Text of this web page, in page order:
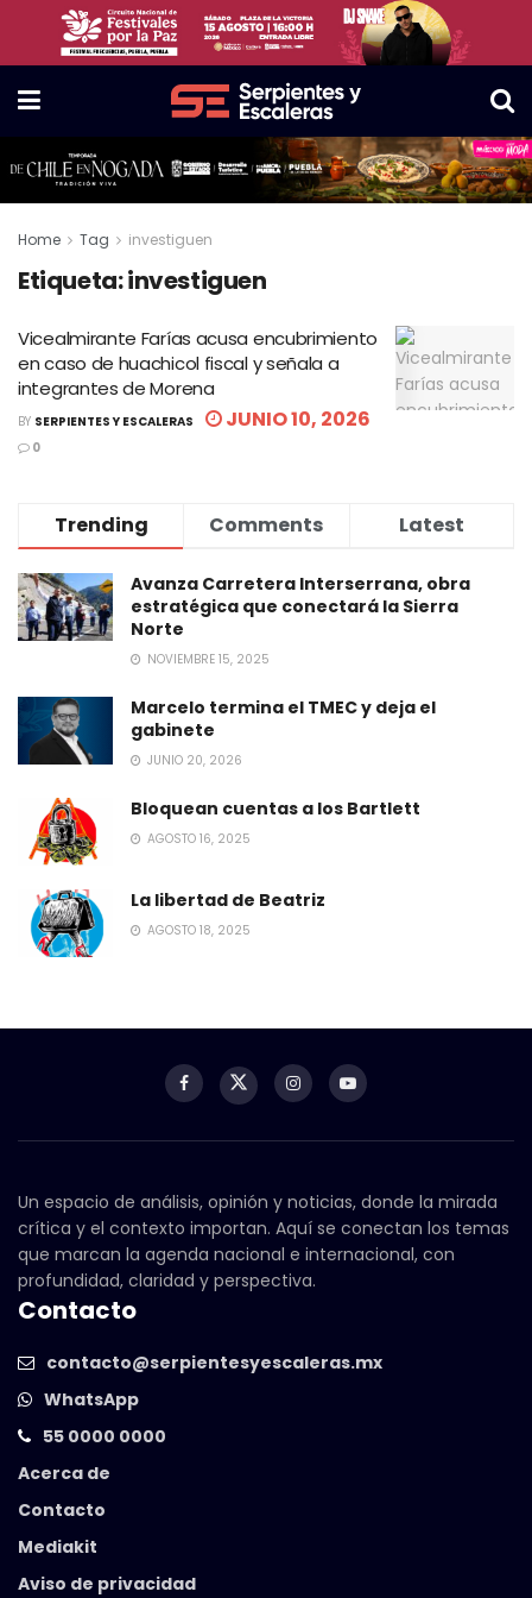
Home Tag investiguen
Etiqueta:investiguen
Vicealmirante Farías acusa encubrimiento
en caso de huachicol fiscal y señala a
integrantes de Morena
BY SERPIENTES Y ESCALERAS JUNIO 10, 2026
0
Trending Comments Latest
Avanza Carretera Interserrana, obra
estratégica que conectará la Sierra
Norte
NOVIEMBRE 15, 2025
Marcelo termina el TMEC y deja el
gabinete
JUNIO 20, 2026
Bloquean cuentas a los Bartlett
AGOSTO 16, 2025
La libertad de Beatriz
AGOSTO 18, 2025
Un espacio de análisis, opinión y noticias, donde la mirada
crítica y el contexto importan. Aquí se conectan los temas
que marcan la agenda nacional e internacional, con
profundidad, claridad y perspectiva.
Contacto
contacto@serpientesyescaleras.mx
WhatsApp
55 0000 0000
Acerca de
Contacto
Mediakit
Aviso de privacidad